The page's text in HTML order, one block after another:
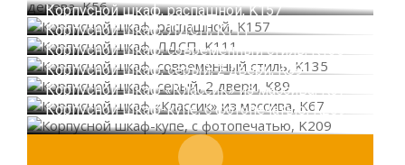
Корпусной шкаф, распашной, K157
Корпусной шкаф, ЛДСП, K111
Корпусной шкаф, современный стиль, K135
Корпусной шкаф, серый, 2 двери, K89
Корпусной шкаф «Классик» из массива, K67
Корпусной шкаф-купе, с фотопечатью, K209